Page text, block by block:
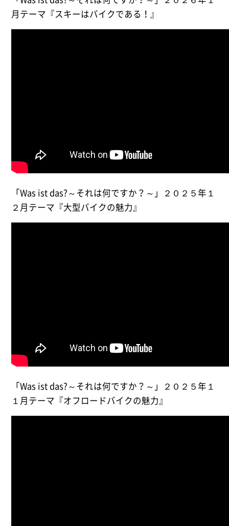
月テーマ『スキーはバイクである！』
「Was ist das?～それは何ですか？～」２０２５年１
２月テーマ『大型バイクの魅力』
「Was ist das?～それは何ですか？～」２０２５年１
１月テーマ『オフロードバイクの魅力』